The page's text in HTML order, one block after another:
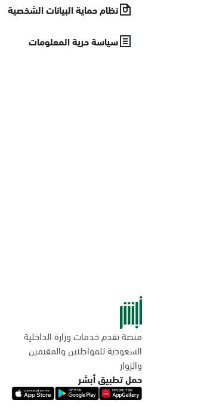
نظام حماية البيانات الشخصية
سياسة حرية المعلومات
منصة تقدم خدمات وزارة الداخلية
السعودية للمواطنين والمقيمين
والزوار
حمل تطبيق أبشر